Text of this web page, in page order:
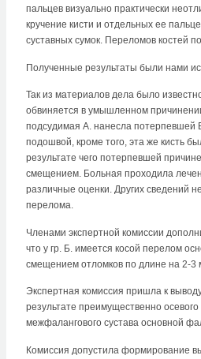
пальцев визуально практически
кручение кисти и отдельных ее
суставных сумок. Переломов костей
Полученные результаты были нами
Так из материалов дела было
обвиняется в умышленном
подсудимая А. нанесла потерпевшей
подошвой, кроме того, эта же кисть
результате чего потерпевшей
смещением. Больная проходила
различные оценки. Других сведений
перелома.
Членами экспертной комиссии
что у гр. Б. имеется косой перелом
смещением отломков по длине на 2-
Экспертная комиссия пришла к
результате преимущественно
межфалангового сустава основной
Комиссия допустила формирование